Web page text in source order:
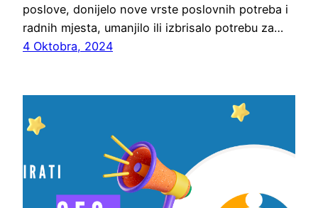
poslove, donijelo nove vrste poslovnih potreba i
radnih mjesta, umanjilo ili izbrisalo potrebu za…
4 Oktobra, 2024